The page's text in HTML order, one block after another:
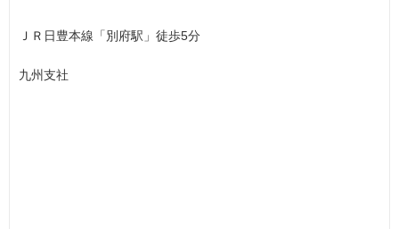
ＪＲ日豊本線「別府駅」徒歩5分
九州支社